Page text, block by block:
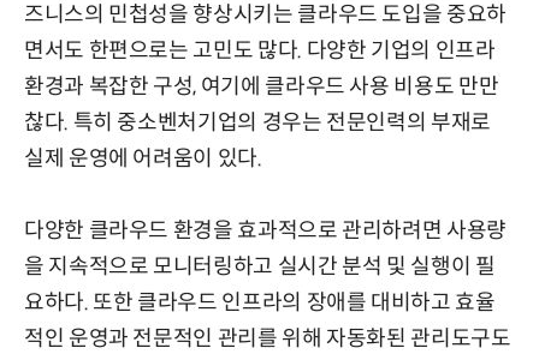
즈니스의 민첩성을 향상시키는 클라우드 도입을 중요하
면서도 한편으로는 고민도 많다. 다양한 기업의 인프라
환경과 복잡한 구성, 여기에 클라우드 사용 비용도 만만
찮다. 특히 중소벤처기업의 경우는 전문인력의 부재로
실제 운영에 어려움이 있다.
다양한 클라우드 환경을 효과적으로 관리하려면 사용량
을 지속적으로 모니터링하고 실시간 분석 및 실행이 필
요하다. 또한 클라우드 인프라의 장애를 대비하고 효율
적인 운영과 전문적인 관리를 위해 자동화된 관리도구도